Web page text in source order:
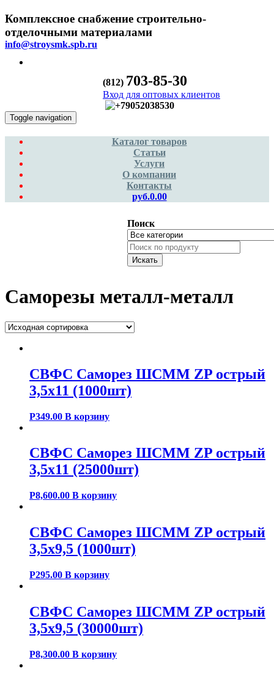
Комплексное снабжение строительно-
отделочными материалами
info@stroysmk.spb.ru
(812) 703-85-30
Вход для оптовых клиентов
Toggle navigation
Каталог товаров
Статьи
Услуги
О компании
Контакты
руб.0.00
Поиск
Искать
Саморезы металл-металл
СВФС Саморез ШСММ ZP острый
3,5х11 (1000шт)
Р349.00 В корзину
СВФС Саморез ШСММ ZP острый
3,5х11 (25000шт)
Р8,600.00 В корзину
СВФС Саморез ШСММ ZP острый
3,5х9,5 (1000шт)
Р295.00 В корзину
СВФС Саморез ШСММ ZP острый
3,5х9,5 (30000шт)
Р8,300.00 В корзину